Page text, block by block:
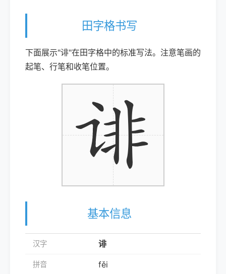
田字格书写
下面展示"诽"在田字格中的标准写法。注意笔画的
起笔、行笔和收笔位置。
基本信息
汉字 诽
拼音 fěi